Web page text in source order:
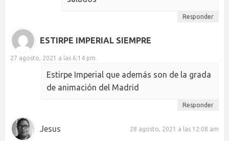
Responder
ESTIRPE IMPERIAL SIEMPRE
27 agosto, 2021 a las 6:14 pm
Estirpe Imperial que además son de la grada
de animación del Madrid
Responder
Jesus 28 agosto, 2021 a las 12:08 am